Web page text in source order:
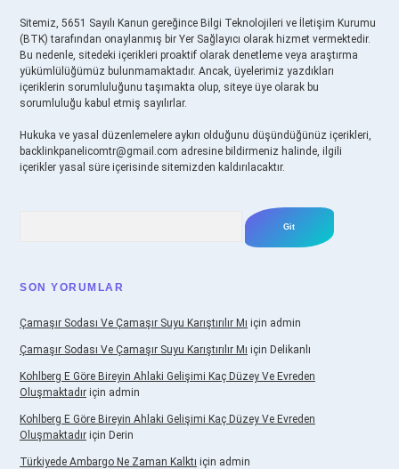
Sitemiz, 5651 Sayılı Kanun gereğince Bilgi Teknolojileri ve İletişim Kurumu
(BTK) tarafından onaylanmış bir Yer Sağlayıcı olarak hizmet vermektedir.
Bu nedenle, sitedeki içerikleri proaktif olarak denetleme veya araştırma
yükümlülüğümüz bulunmamaktadır. Ancak, üyelerimiz yazdıkları
içeriklerin sorumluluğunu taşımakta olup, siteye üye olarak bu
sorumluluğu kabul etmiş sayılırlar.
Hukuka ve yasal düzenlemelere aykırı olduğunu düşündüğünüz içerikleri,
backlinkpanelicomtr@gmail.com adresine bildirmeniz halinde, ilgili
içerikler yasal süre içerisinde sitemizden kaldırılacaktır.
SON YORUMLAR
Çamaşır Sodası Ve Çamaşır Suyu Karıştırılır Mı için admin
Çamaşır Sodası Ve Çamaşır Suyu Karıştırılır Mı için Delikanlı
Kohlberg E Göre Bireyin Ahlaki Gelişimi Kaç Düzey Ve Evreden
Oluşmaktadır için admin
Kohlberg E Göre Bireyin Ahlaki Gelişimi Kaç Düzey Ve Evreden
Oluşmaktadır için Derin
Türkiyede Ambargo Ne Zaman Kalktı için admin